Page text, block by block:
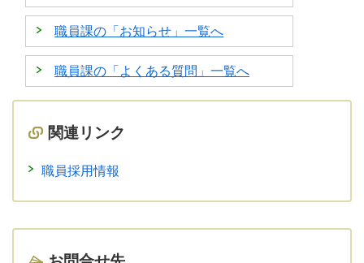
職員課の「お知らせ」一覧へ
職員課の「よくある質問」一覧へ
関連リンク
職員採用情報